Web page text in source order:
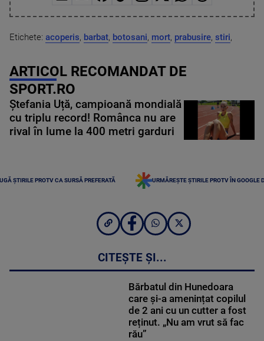
Etichete: acoperis, barbat, botosani, mort, prabusire, stiri,
ARTICOL RECOMANDAT DE
SPORT.RO
Ștefania Uță, campioană mondială
cu triplu record! Românca nu are
rival în lume la 400 metri garduri
ȘTIRILE PROTV CA SURSĂ PREFERATĂ URMĂREȘTE ȘTIRILE PROTV ÎN GOOGLE
CITEȘTE ȘI...
Bărbatul din Hunedoara
care și-a amenințat copilul
de 2 ani cu un cutter a fost
reținut. „Nu am vrut să fac
rău”